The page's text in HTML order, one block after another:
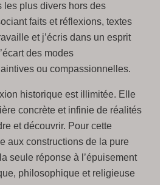
les plus divers hors des
faits et réflexions, textes
et j’écris dans un esprit
des modes
ou compassionnelles.
historique est illimitée. Elle
concrète et infinie de réalités
et découvrir. Pour cette
aux constructions de la pure
seule réponse à l’épuisement
philosophique et religieuse